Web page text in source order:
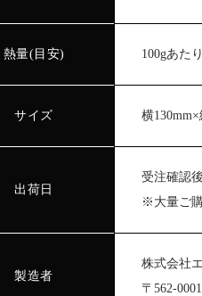
熱量(目安) 100gあた
サイズ 横
出荷日
受注確認
※大量ご
製造者
株式会社
〒562-